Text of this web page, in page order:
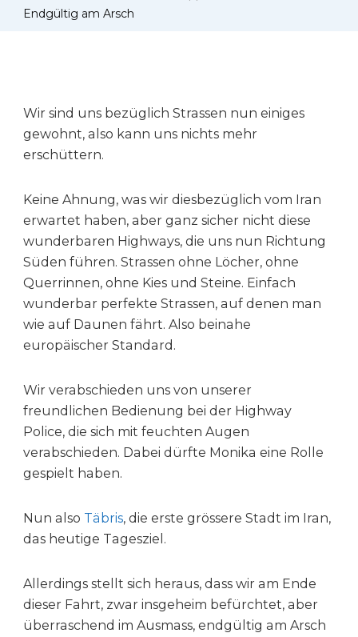
Endgültig am Arsch
Wir sind uns bezüglich Strassen nun einiges
gewohnt, also kann uns nichts mehr
erschüttern.
Keine Ahnung, was wir diesbezüglich vom Iran
erwartet haben, aber ganz sicher nicht diese
wunderbaren Highways, die uns nun Richtung
Süden führen. Strassen ohne Löcher, ohne
Querrinnen, ohne Kies und Steine. Einfach
wunderbar perfekte Strassen, auf denen man
wie auf Daunen fährt. Also beinahe
europäischer Standard.
Wir verabschieden uns von unserer
freundlichen Bedienung bei der Highway
Police, die sich mit feuchten Augen
verabschieden. Dabei dürfte Monika eine Rolle
gespielt haben.
Nun also Täbris, die erste grössere Stadt im Iran,
das heutige Tagesziel.
Allerdings stellt sich heraus, dass wir am Ende
dieser Fahrt, zwar insgeheim befürchtet, aber
überraschend im Ausmass, endgültig am Arsch